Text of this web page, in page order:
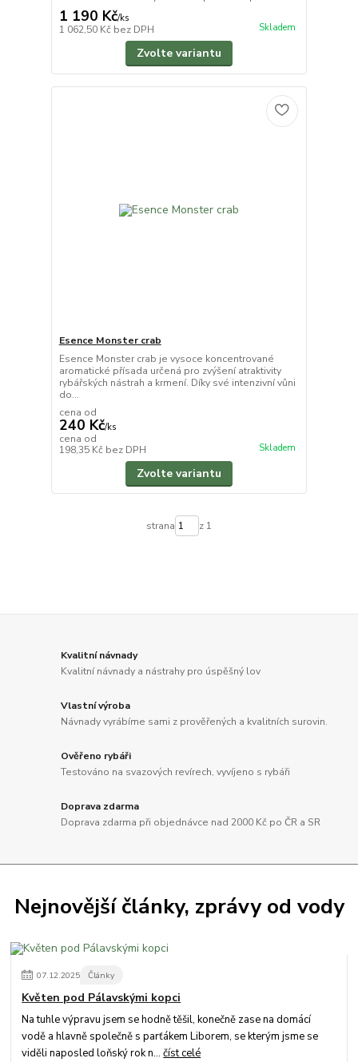
1 190 Kč/ks
1 062,50 Kč bez DPH Skladem
Zvolte variantu
Esence Monster crab
Esence Monster crab je vysoce koncentrované
aromatické přísada určená pro zvýšení atraktivity
rybářských nástrah a krmení. Díky své intenzivní vůni
do...
cena od
240 Kč/ks
cena od
198,35 Kč bez DPH Skladem
Zvolte variantu
strana z 1
Kvalitní návnady
Kvalitní návnady a nástrahy pro úspěšný lov
Vlastní výroba
Návnady vyrábíme sami z prověřených a kvalitních surovin.
Ověřeno rybáři
Testováno na svazových revírech, vyvíjeno s rybáři
Doprava zdarma
Doprava zdarma při objednávce nad 2000 Kč po ČR a SR
Nejnovější články, zprávy od vody
07.12.2025 Články
Květen pod Pálavskými kopci
Na tuhle výpravu jsem se hodně těšil, konečně zase na domácí
vodě a hlavně společně s parťákem Liborem, se kterým jsme se
viděli naposled loňský rok n...číst celé